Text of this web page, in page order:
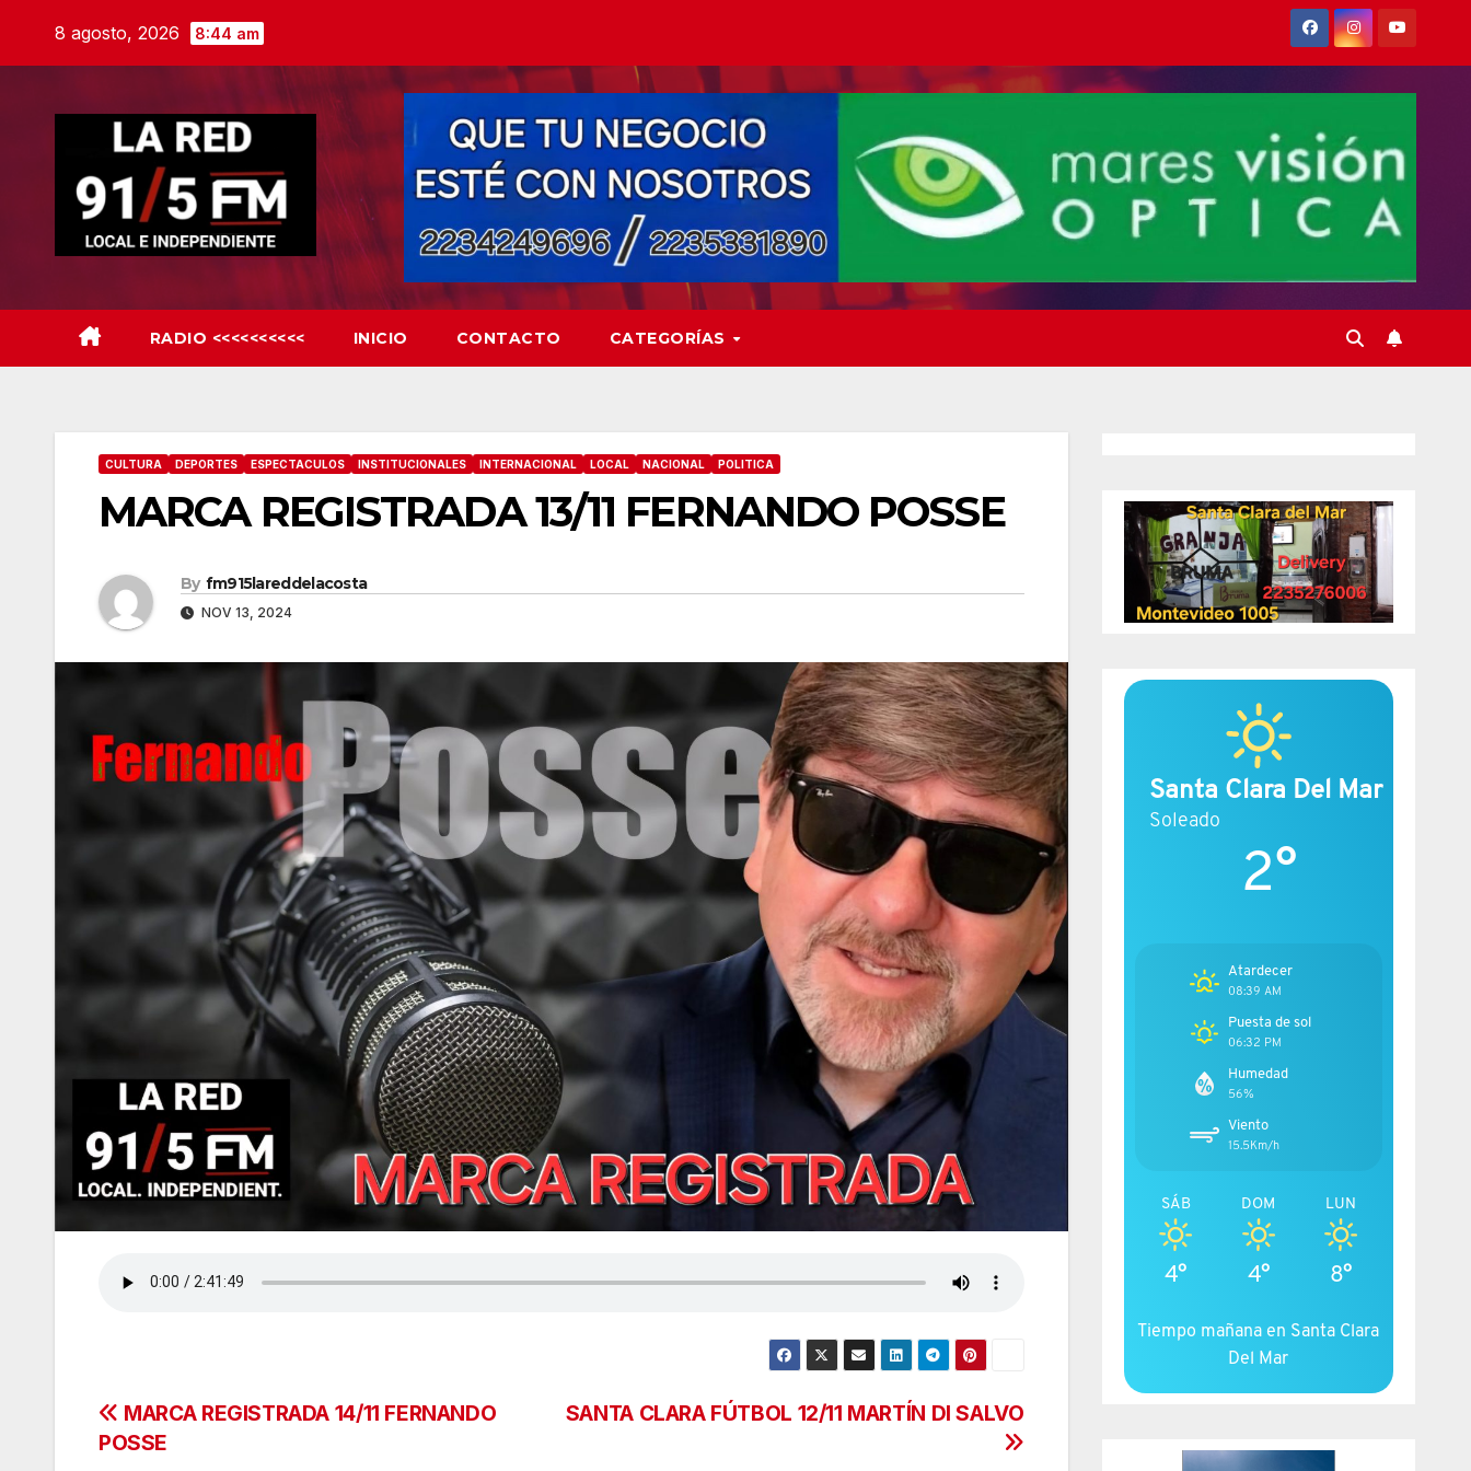
8 agosto, 2026 8:44 am
RADIO <<<<<<<<<< INICIO CONTACTO CATEGORÍAS
CULTURA DEPORTES ESPECTACULOS INSTITUCIONALES INTERNACIONAL LOCAL NACIONAL POLITICA
MARCA REGISTRADA 13/11 FERNANDO POSSE
By fm915lareddelacosta
NOV 13, 2024
Navegación
SANTA CLARA FÚTBOL 12/11 MARTÍN DI SALVO
MARCA REGISTRADA 14/11 FERNANDO
POSSE
Santa Clara Del Mar
Soleado
2°
Atardecer
08:39 AM
Puesta de sol
06:32 PM
Humedad
56%
Viento
15.5Km/h
SÁB
4°
DOM
4°
LUN
8°
Tiempo mañana en Santa Clara
Del Mar